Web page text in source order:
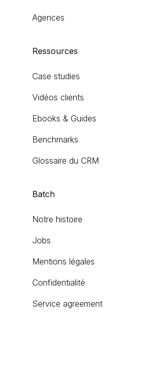
Agences
Ressources
Case studies
Vidéos clients
Ebooks & Guides
Benchmarks
Glossaire du CRM
Batch
Notre histoire
Jobs
Mentions légales
Confidentialité
Service agreement